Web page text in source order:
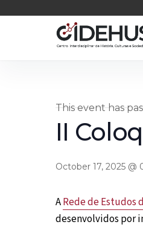
This event has
II
October 17, 2025 @
ARede de Estudos
desenvolvidos por